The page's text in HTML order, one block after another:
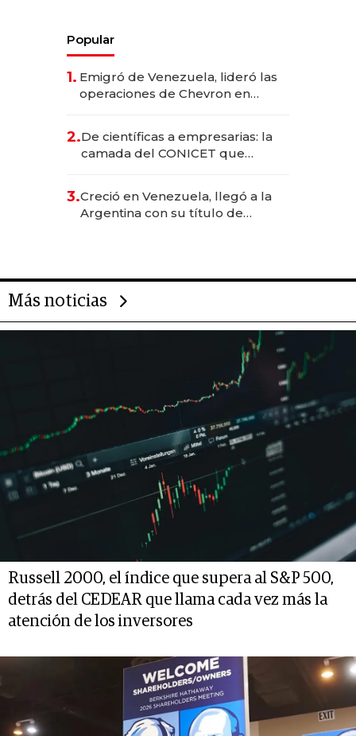
Popular
1. Emigró de Venezuela, lideró las
operaciones de Chevron en
2.De científicas a empresarias: la
camada del CONICET que
3.Creció en Venezuela, llegó a la
Argentina con su título de
Más noticias
Russell 2000, el índice que supera al S&P 500,
detrás del CEDEAR que llama cada vez más la
atención de los inversores